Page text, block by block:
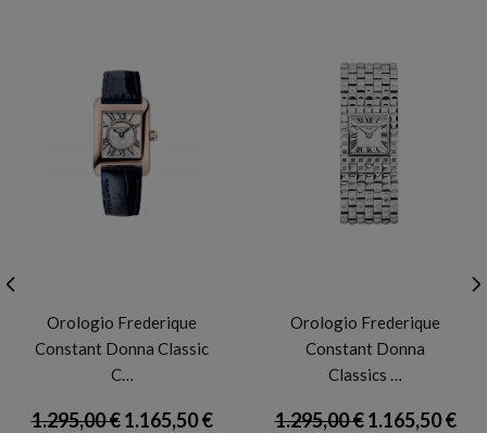
Orologio Frederique
Constant Donna Classic
C…
1.295,00 €1.165,50 €
Orologio Frederique
Constant Donna
Classics …
1.295,00 €1.165,50 €